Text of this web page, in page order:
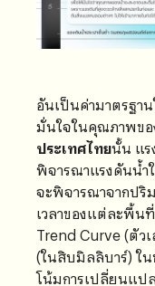
อันเป็นค่ามาตรฐา
มั่นใจในคุณภาพขอ
ประเทศไทยนั้น แ
พิจารณาแรงดันน้ำ
จะพิจารณาจากปริ
เวลาของแต่ละพื้น
Trend Curve (ตั
(ในสิบมิลลิบาร์) ใ
โน้มการเปลี่ยนแป